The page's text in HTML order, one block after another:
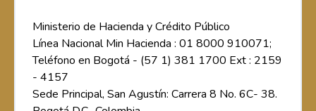
Ministerio de Hacienda y Crédito Público
Línea Nacional Min Hacienda : 01 8000 910071;
Teléfono en Bogotá - (57 1) 381 1700 Ext : 2159
- 4157
Sede Principal, San Agustín: Carrera 8 No. 6C- 38.